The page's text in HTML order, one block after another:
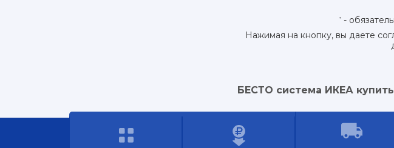
* -
Нажимая на кнопку, вы даете
БЕСТО система ИКЕА